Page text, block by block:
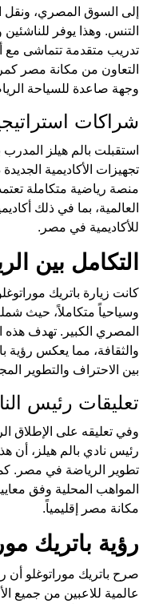
إلى السوق المصري، ونقل
التنس. وهذا يوفر
تدريب متقدمة تتماشى مع
التعاون من مكانة مصر
وجهة صاعدة للسياحة
شراكات
استقبلت بالم هيلز
تجهيزات الأكاديمية
منصة رياضية متكاملة
العالمية، بما في ذلك
للأكاديمية في مصر.
التكامل بين
كانت زيارة باتريك
وسياحياً متكاملاً، حيث
المصري الكبير. تهدف هذه
والثقافة، مما يعكس رؤية
بين الاحتراف والتطوير
تعليقات رئيس
وفي تعليقه على الإطلاق
رئيس نادي بالم هيلز، أن
تطوير الرياضة في مصر.
المواهب المحلية وفق
مكانة مصر إقليمياً.
رؤية باتريك
صرح باتريك موراتوغلو أن
عالمية للاعبين من جميع